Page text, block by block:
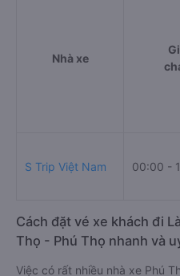
Nhà xe
S Trip Việt Nam 00:00 -
Cách đặt vé xe khách đi
Thọ - Phú Thọ nhanh và
Việc có rất nhiều nhà xe Phú